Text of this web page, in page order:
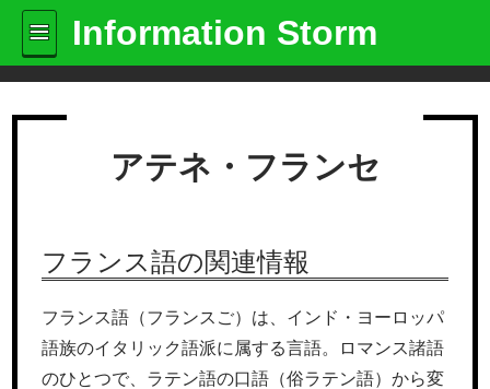
Information Storm
アテネ・フランセ
フランス語の関連情報
フランス語（フランスご）は、インド・ヨーロッパ
語族のイタリック語派に属する言語。ロマンス諸語
のひとつで、ラテン語の口語（俗ラテン語）から変